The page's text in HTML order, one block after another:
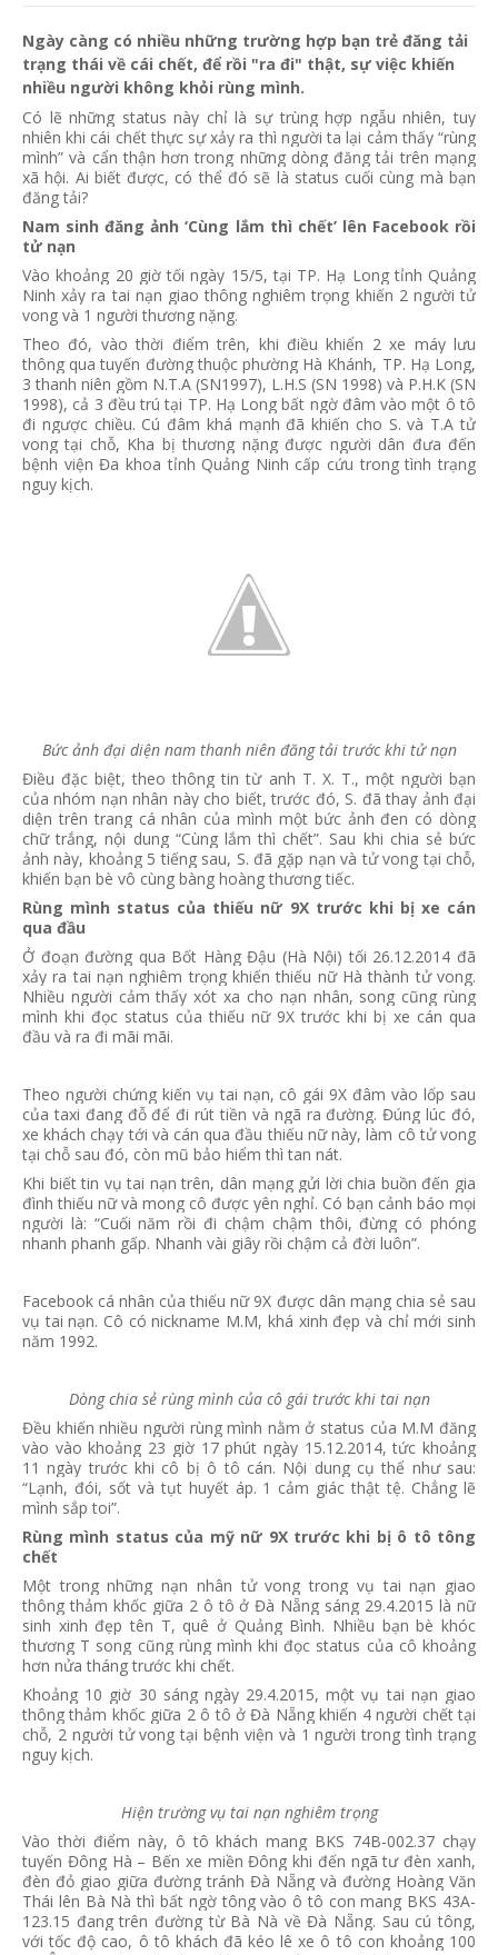
Ngày càng có nhiều những trường hợp bạn trẻ đăng tải
trạng thái về cái chết, để rồi "ra đi" thật, sự việc khiến
nhiều người không khỏi rùng mình.
Có lẽ những status này chỉ là sự trùng hợp ngẫu nhiên, tuy
nhiên khi cái chết thực sự xảy ra thì người ta lại cảm thấy “rùng
mình” và cẩn thận hơn trong những dòng đăng tải trên mạng
xã hội. Ai biết được, có thể đó sẽ là status cuối cùng mà bạn
đăng tải?
Nam sinh đăng ảnh ‘Cùng lắm thì chết’ lên Facebook rồi
tử nạn
Vào khoảng 20 giờ tối ngày 15/5, tại TP. Hạ Long tỉnh Quảng
Ninh xảy ra tai nạn giao thông nghiêm trọng khiến 2 người tử
vong và 1 người thương nặng.
Theo đó, vào thời điểm trên, khi điều khiển 2 xe máy lưu
thông qua tuyến đường thuộc phường Hà Khánh, TP. Hạ Long,
3 thanh niên gồm N.T.A (SN1997), L.H.S (SN 1998) và P.H.K (SN
1998), cả 3 đều trú tại TP. Hạ Long bất ngờ đâm vào một ô tô
đi ngược chiều. Cú đâm khá mạnh đã khiến cho S. và T.A tử
vong tại chỗ, Kha bị thương nặng được người dân đưa đến
bệnh viện Đa khoa tỉnh Quảng Ninh cấp cứu trong tình trạng
nguy kịch.
Bức ảnh đại diện nam thanh niên đăng tải trước khi tử nạn
Điều đặc biệt, theo thông tin từ anh T. X. T., một người bạn
của nhóm nạn nhân này cho biết, trước đó, S. đã thay ảnh đại
diện trên trang cá nhân của mình một bức ảnh đen có dòng
chữ trắng, nội dung “Cùng lắm thì chết”. Sau khi chia sẻ bức
ảnh này, khoảng 5 tiếng sau, S. đã gặp nạn và tử vong tại chỗ,
khiến bạn bè vô cùng bàng hoàng thương tiếc.
Rùng mình status của thiếu nữ 9X trước khi bị xe cán
qua đầu
Ở đoạn đường qua Bốt Hàng Đậu (Hà Nội) tối 26.12.2014 đã
xảy ra tai nạn nghiêm trọng khiến thiếu nữ Hà thành tử vong.
Nhiều người cảm thấy xót xa cho nạn nhân, song cũng rùng
mình khi đọc status của thiếu nữ 9X trước khi bị xe cán qua
đầu và ra đi mãi mãi.
Theo người chứng kiến vụ tai nạn, cô gái 9X đâm vào lốp sau
của taxi đang đỗ để đi rút tiền và ngã ra đường. Đúng lúc đó,
xe khách chạy tới và cán qua đầu thiếu nữ này, làm cô tử vong
tại chỗ sau đó, còn mũ bảo hiểm thì tan nát.
Khi biết tin vụ tai nạn trên, dân mạng gửi lời chia buồn đến gia
đình thiếu nữ và mong cô được yên nghỉ. Có bạn cảnh báo mọi
người là: “Cuối năm rồi đi chậm chậm thôi, đừng có phóng
nhanh phanh gấp. Nhanh vài giây rồi chậm cả đời luôn”.
Facebook cá nhân của thiếu nữ 9X được dân mạng chia sẻ sau
vụ tai nạn. Cô có nickname M.M, khá xinh đẹp và chỉ mới sinh
năm 1992.
Dòng chia sẻ rùng mình của cô gái trước khi tai nạn
Đều khiến nhiều người rùng mình nằm ở status của M.M đăng
vào vào khoảng 23 giờ 17 phút ngày 15.12.2014, tức khoảng
11 ngày trước khi cô bị ô tô cán. Nội dung cụ thể như sau:
“Lạnh, đói, sốt và tụt huyết áp. 1 cảm giác thật tệ. Chẳng lẽ
mình sắp toi”.
Rùng mình status của mỹ nữ 9X trước khi bị ô tô tông
chết
Một trong những nạn nhân tử vong trong vụ tai nạn giao
thông thảm khốc giữa 2 ô tô ở Đà Nẵng sáng 29.4.2015 là nữ
sinh xinh đẹp tên T, quê ở Quảng Bình. Nhiều bạn bè khóc
thương T song cũng rùng mình khi đọc status của cô khoảng
hơn nửa tháng trước khi chết.
Khoảng 10 giờ 30 sáng ngày 29.4.2015, một vụ tai nạn giao
thông thảm khốc giữa 2 ô tô ở Đà Nẵng khiến 4 người chết tại
chỗ, 2 người tử vong tại bệnh viện và 1 người trong tình trạng
nguy kịch.
Hiện trường vụ tai nạn nghiêm trọng
Vào thời điểm này, ô tô khách mang BKS 74B-002.37 chạy
tuyến Đông Hà – Bến xe miền Đông khi đến ngã tư đèn xanh,
đèn đỏ giao giữa đường tránh Đà Nẵng và đường Hoàng Văn
Thái lên Bà Nà thì bất ngờ tông vào ô tô con mang BKS 43A-
123.15 đang trên đường từ Bà Nà về Đà Nẵng. Sau cú tông,
với tốc độ cao, ô tô khách đã kéo lê xe ô tô con khoảng 100